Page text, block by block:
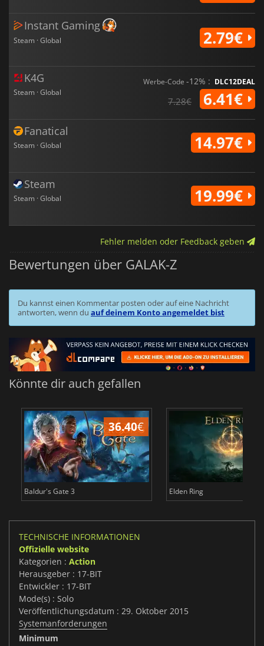
Instant Gaming
Steam · Global 2.79€
K4G
Steam · Global
Werbe-Code -12% : DLC12DEAL
7.28€ 6.41€
Fanatical
Steam · Global 14.97€
Steam
Steam · Global 19.99€
Fehler melden oder Feedback geben
Bewertungen über GALAK-Z
Du kannst einen Kommentar posten oder auf eine Nachricht
antworten, wenn du auf deinem Konto angemeldet bist
Könnte dir auch gefallen
36.40€
Baldur's Gate 3 Elden Ring
TECHNISCHE INFORMATIONEN
Offizielle website
Kategorien : Action
Herausgeber : 17-BIT
Entwickler : 17-BIT
Mode(s) : Solo
Veröffentlichungsdatum : 29. Oktober 2015
Systemanforderungen
Minimum